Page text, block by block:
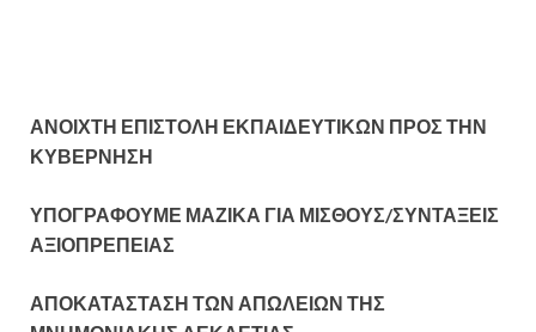
ΑΝΟΙΧΤΗ ΕΠΙΣΤΟΛΗ ΕΚΠΑΙΔΕΥΤΙΚΩΝ ΠΡΟΣ ΤΗΝ
ΚΥΒΕΡΝΗΣΗ
ΥΠΟΓΡΑΦΟΥΜΕ ΜΑΖΙΚΑ ΓΙΑ ΜΙΣΘΟΥΣ/ΣΥΝΤΑΞΕΙΣ
ΑΞΙΟΠΡΕΠΕΙΑΣ
ΑΠΟΚΑΤΑΣΤΑΣΗ ΤΩΝ ΑΠΩΛΕΙΩΝ ΤΗΣ